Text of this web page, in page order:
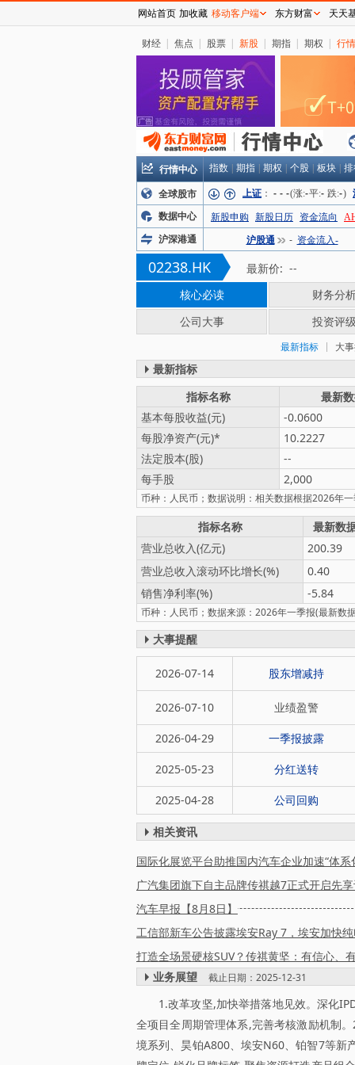
财经 | 焦点 | 股票 | 新股 | 期指 | 期权 | 行情
行情中心 指数 期指 期权 个股 板块
全球股市 上证 ： - - -(涨:-平:- 跌:-)
数据中心 新股申购 新股日历 资金流向
沪深港通
沪股通 - 资金流入-
02238.HK 最新价: --
核心必读
财务分
公司大事
投资评
最新指标 大
最新指标
指标名称
最新
基本每股收益(元)
-0.0600
每股净资产(元)
10.2227
法定股本(股)
--
每手股
2,000
币种：人民币；数据说明：相关数据根据2026年
指标名称
最新数
营业总收入(亿元)
200.39
营业总收入滚动环比增长(%)
0.40
销售净利率(%)
-5.84
币种：人民币；数据来源：2026年一季报(最新数
大事提醒
2026-07-14 股东增减持
2026-07-10 业绩盈警
2026-04-29 一季报披露
2025-05-23 分红送转
2025-04-28 公司回购
相关资讯
国际化展览平台助推国内汽车企业加速“体系
广汽集团旗下自主品牌传祺越7正式开启先
汽车早报【8月8日】
工信部新车公告披露埃安Ray 7，埃安加快
业务展望 截止日期：2025-12-31
1.改革攻坚,加快举措落地见效。深化
全项目全周期管理体系,完善考核激励机制
境系列、昊铂A800、埃安N60、铂智7等新
网站首页 加收藏 移动客户端 东方财富 天天